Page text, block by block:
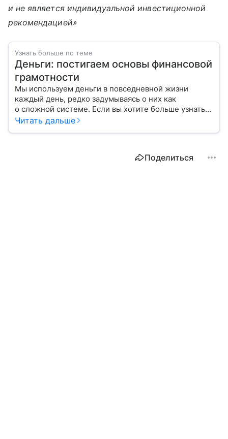
и не является индивидуальной инвестиционной
рекомендацией»
Узнать больше по теме
Деньги: постигаем основы финансовой
грамотности
Мы используем деньги в повседневной жизни
каждый день, редко задумываясь о них как
о сложной системе. Если вы хотите больше узнать
об этом финансовом инструменте и его функциях,
Читать дальше
Поделиться